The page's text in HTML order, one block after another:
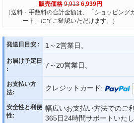
販売価格 9,913 6,939円
（送料・手数料の合計金額は、「ショッピング
ート」にてご確認いただけます。）
発送日目安 : 1～2営業日。
お届け予定日
:
7～20営業日。
お支払い方
法:
クレジットカード:
安全性と利便
性:
幅広いお支払い方法でのご
365日24時間サポートいた